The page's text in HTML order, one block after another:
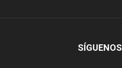
SÍGUENOS